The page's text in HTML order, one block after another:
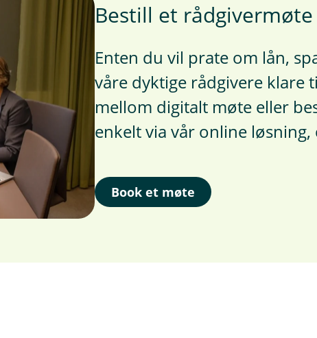
Bestill et rådgivermøte
Enten du vil prate om lån,
våre dyktige rådgivere klare
mellom digitalt møte eller
enkelt via vår online
Book et møte